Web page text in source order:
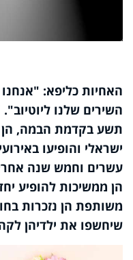
האחיות כליפא:
השירים שלנו ליוטיוב"
.
תשע בקדמת הבמה, הן
ישראלי והופיעו
עשרים וחמש שנה
הן ממשיכות להופיע
משותפת הן נזכרות
שיחשפו את ילדיהן